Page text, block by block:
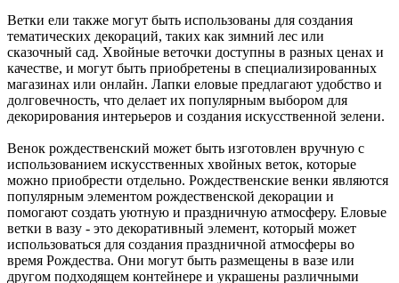
Ветки ели также могут быть использованы для создания
тематических декораций, таких как зимний лес или
сказочный сад. Хвойные веточки доступны в разных ценах и
качестве, и могут быть приобретены в специализированных
магазинах или онлайн. Лапки еловые предлагают удобство и
долговечность, что делает их популярным выбором для
декорирования интерьеров и создания искусственной зелени.
Венок рождественский может быть изготовлен вручную с
использованием искусственных хвойных веток, которые
можно приобрести отдельно. Рождественские венки являются
популярным элементом рождественской декорации и
помогают создать уютную и праздничную атмосферу. Еловые
ветки в вазу - это декоративный элемент, который может
использоваться для создания праздничной атмосферы во
время Рождества. Они могут быть размещены в вазе или
другом подходящем контейнере и украшены различными